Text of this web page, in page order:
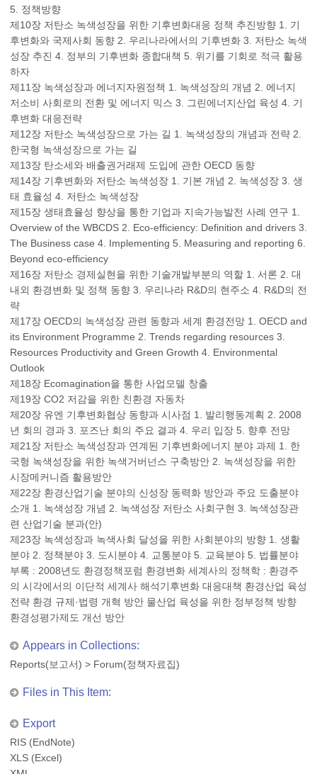
5. 정책방향
제10장 저탄소 녹색성장을 위한 기후변화대응 정책 추진방향 1. 기
후변화와 국제사회 동향 2. 우리나라에서의 기후변화 3. 저탄소 녹색
성장 추진 4. 정부의 기후변화 종합대책 5. 위기를 기회로 적극 활용
하자
제11장 녹색성장과 에너지자원정책 1. 녹색성장의 개념 2. 에너지
저소비 사회로의 전환 및 에너지 믹스 3. 그린에너지산업 육성 4. 기
후변화 대응전략
제12장 저탄소 녹색성장으로 가는 길 1. 녹색성장의 개념과 전략 2.
한국형 녹색성장으로 가는 길
제13장 탄소세와 배출권거래제 도입에 관한 OECD 동향
제14장 기후변화와 저탄소 녹색성장 1. 기본 개념 2. 녹색성장 3. 생
태 효율성 4. 저탄소 녹색성장
제15장 생태효율성 향상을 통한 기업과 지속가능발전 사례 연구 1.
Overview of the WBCDS 2. Eco-efficiency: Definition and drivers 3.
The Business case 4. Implementing 5. Measuring and reporting 6.
Beyond eco-efficiency
제16장 저탄소 경제실현을 위한 기술개발부분의 역할 1. 서론 2. 대
내외 환경변화 및 정책 동향 3. 우리나라 R&D의 현주소 4. R&D의 전
략
제17장 OECD의 녹색성장 관련 동향과 세계 환경전망 1. OECD and
its Environment Programme 2. Trends regarding resources 3.
Resources Productivity and Green Growth 4. Environmental
Outlook
제18장 Ecomagination을 통한 사업모델 창출
제19장 CO2 저감을 위한 친환경 자동차
제20장 유엔 기후변화협상 동향과 시사점 1. 발리행동계획 2. 2008
년 회의 경과 3. 포즈난 회의 주요 결과 4. 우리 입장 5. 향후 전망
제21장 저탄소 녹색성장과 연계된 기후변화에너지 분야 과제 1. 한
국형 녹색성장을 위한 녹색거버넌스 구축방안 2. 녹색성장을 위한
시장메커니즘 활용방안
제22장 환경산업기술 분야의 신성장 동력화 방안과 주요 도출분야
소개 1. 녹색성장 개념 2. 녹색성장 저탄소 사회구현 3. 녹색성장관
련 산업기술 분과(안)
제23장 녹색성장과 녹색사회 달성을 위한 사회분야의 방향 1. 생활
분야 2. 정책분야 3. 도시분야 4. 교통분야 5. 교육분야 5. 법률분야
부록 : 2008년도 환경정책포럼 환경변화 세계사의 정책학 : 환경주
의 시각에서의 이단적 세계사 해석기후변화 대응대책 환경산업 육성
전략 환경 규제·법령 개혁 방안 물산업 육성을 위한 정부정책 방향
환경성평가제도 개선 방안
Appears in Collections:
Reports(보고서) > Forum(정책자료집)
Files in This Item:
Export
RIS (EndNote)
XLS (Excel)